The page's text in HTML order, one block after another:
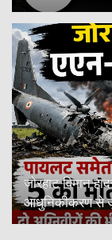
जोरहाट विमान
आधुनिकीकरण से